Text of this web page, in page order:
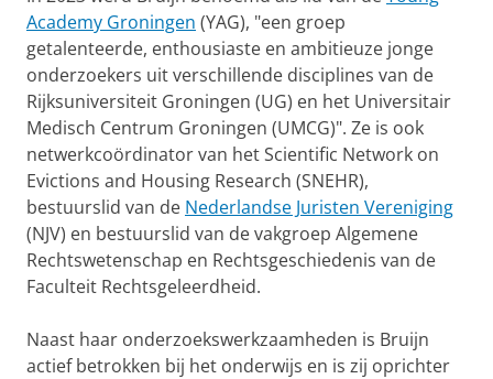
Academy Groningen (YAG), "een groep
getalenteerde, enthousiaste en ambitieuze jonge
onderzoekers uit verschillende disciplines van de
Rijksuniversiteit Groningen (UG) en het Universitair
Medisch Centrum Groningen (UMCG)". Ze is ook
netwerkcoördinator van het Scientific Network on
Evictions and Housing Research (SNEHR),
bestuurslid van de Nederlandse Juristen Vereniging
(NJV) en bestuurslid van de vakgroep Algemene
Rechtswetenschap en Rechtsgeschiedenis van de
Faculteit Rechtsgeleerdheid.
Naast haar onderzoekswerkzaamheden is Bruijn
actief betrokken bij het onderwijs en is zij oprichter